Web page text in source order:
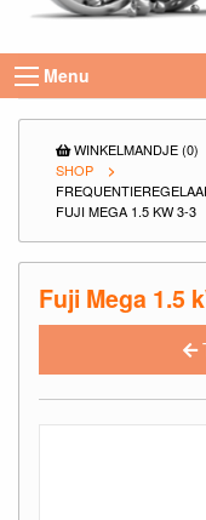
Menu
WINKELMANDJE (0)
SHOP
FUJI MEGA 1.5 KW 3-3
Fuji Mega 1.5